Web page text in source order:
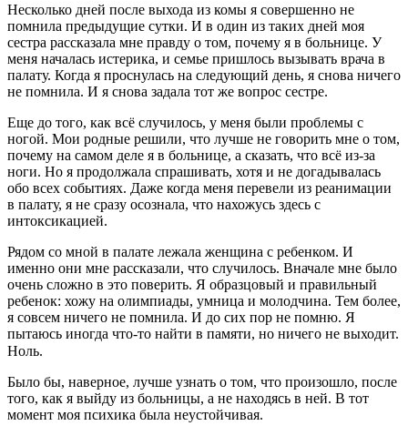
Несколько дней после выхода из комы я совершенно не
помнила предыдущие сутки. И в один из таких дней моя
сестра рассказала мне правду о том, почему я в больнице. У
меня началась истерика, и семье пришлось вызывать врача в
палату. Когда я проснулась на следующий день, я снова ничего
не помнила. И я снова задала тот же вопрос сестре.
Еще до того, как всё случилось, у меня были проблемы с
ногой. Мои родные решили, что лучше не говорить мне о том,
почему на самом деле я в больнице, а сказать, что всё из-за
ноги. Но я продолжала спрашивать, хотя и не догадывалась
обо всех событиях. Даже когда меня перевели из реанимации
в палату, я не сразу осознала, что нахожусь здесь с
интоксикацией.
Рядом со мной в палате лежала женщина с ребенком. И
именно они мне рассказали, что случилось. Вначале мне было
очень сложно в это поверить. Я образцовый и правильный
ребенок: хожу на олимпиады, умница и молодчина. Тем более,
я совсем ничего не помнила. И до сих пор не помню. Я
пытаюсь иногда что-то найти в памяти, но ничего не выходит.
Ноль.
Было бы, наверное, лучше узнать о том, что произошло, после
того, как я выйду из больницы, а не находясь в ней. В тот
момент моя психика была неустойчивая.